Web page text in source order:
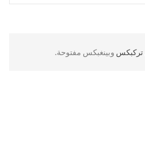
تركبكس وبينغبكس مفتوحة.